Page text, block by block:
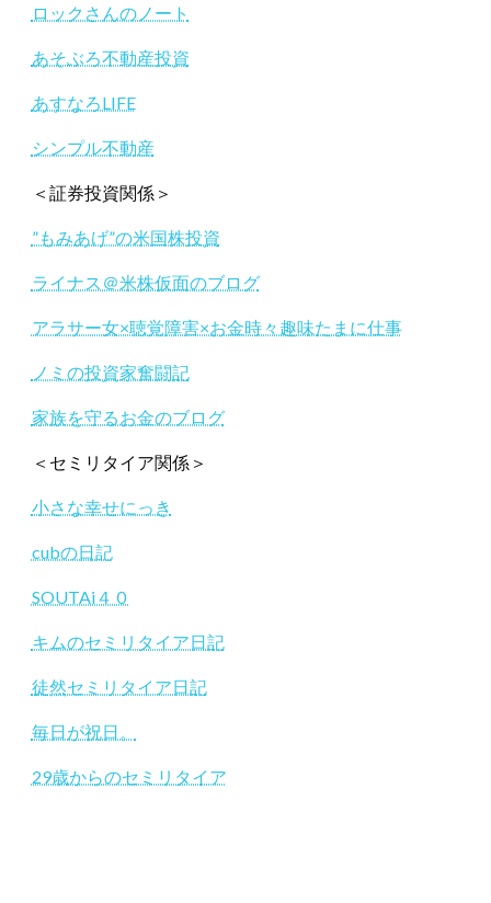
ロックさんのノート
あそぶろ不動産投資
あすなろLIFE
シンプル不動産
＜証券投資関係＞
”もみあげ”の米国株投資
ライナス＠米株仮面のブログ
アラサー女×聴覚障害×お金時々趣味たまに仕事
ノミの投資家奮闘記
家族を守るお金のブログ
＜セミリタイア関係＞
小さな幸せにっき
cubの日記
SOUTAi４０
キムのセミリタイア日記
徒然セミリタイア日記
毎日が祝日。
29歳からのセミリタイア